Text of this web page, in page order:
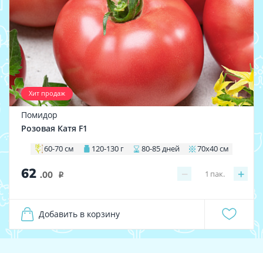
Хит продаж
Помидор
Розовая Катя F1
60-70 см 120-130 г 80-85 дней 70х40 см
62 .00 i − +
1 пак.
Добавить в корзину